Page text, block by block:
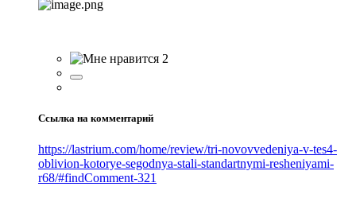
2
Ссылка на комментарий
https://lastrium.com/home/review/tri-novovvedeniya-v-tes4-
oblivion-kotorye-segodnya-stali-standartnymi-resheniyami-
r68/#findComment-321